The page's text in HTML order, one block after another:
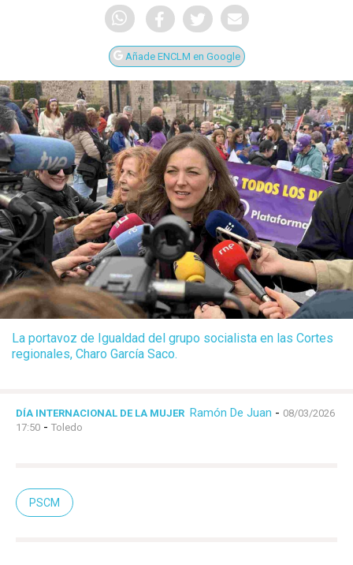
Añade ENCLM en Google
La portavoz de Igualdad del grupo socialista en las Cortes
regionales, Charo García Saco.
DÍA INTERNACIONAL DE LA MUJER Ramón De Juan - 08/03/2026
17:50 - Toledo
PSCM